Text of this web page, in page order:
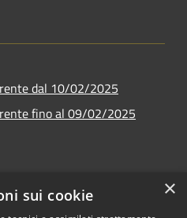
dal 10/02/2025
fino al 09/02/2025
×
sui cookie